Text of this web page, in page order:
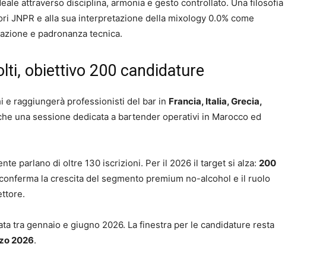
attraverso disciplina, armonia e gesto controllato. Una filosofia
JNPR e alla sua interpretazione della mixology 0.0% come
e padronanza tecnica.
obiettivo 200 candidature
e raggiungerà professionisti del bar in Francia, Italia, Grecia,
una sessione dedicata a bartender operativi in Marocco ed
parlano di oltre 130 iscrizioni. Per il 2026 il target si alza: 200
la crescita del segmento premium no-alcohol e il ruolo
tra gennaio e giugno 2026. La finestra per le candidature resta
2026.